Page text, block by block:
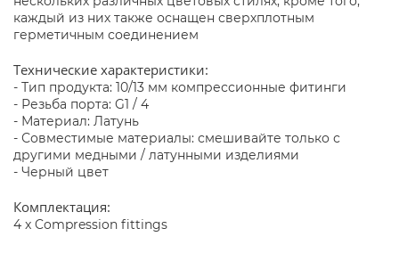
каждый из них также оснащен сверхплотным
герметичным соединением
Технические характеристики:
- Тип продукта: 10/13 мм компрессионные фитинги
- Резьба порта: G1 / 4
- Материал: Латунь
- Совместимые материалы: смешивайте только с
другими медными / латунными изделиями
- Черный цвет
Комплектация:
4 x Compression fittings